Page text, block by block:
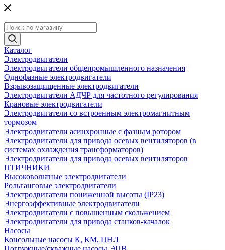
Каталог
Электродвигатели
Электродвигатели общепромышленного назначения
Однофазные электродвигатели
Взрывозащищенные электродвигатели
Электродвигатели АДЧР для частотного регулирования
Крановые электродвигатели
Электродвигатели со встроенным электромагнитным
тормозом
Электродвигатели асинхронные с фазным ротором
Электродвигатели для привода осевых вентиляторов (в
системах охлаждения трансформаторов)
Электродвигатели для привода осевых вентиляторов
ПТИЧНИКИ
Высоковольтные электродвигатели
Рольганговые электродвигатели
Электродвигатели пониженной высоты (IP23)
Энергоэффективные электродвигатели
Электродвигатели с повышенным скольжением
Электродвигатели для привода станков-качалок
Насосы
Консольные насосы К, КМ, ЦНЛ